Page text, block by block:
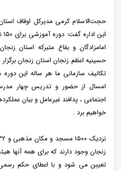
حجت‌الاسلام کرمی مدیرکل اوقاف
امامزادگان و بقاع متبرکه استان
حسینیه اعظم زنجان استان زنجان
تکالیف سازمانی ما هر ساله این
امسال از حضور و تدریس چهار
اجتماعی ، پدافند غیرعامل و بیان
خواهیم برد .
زنجان وجود دارند که برای همه آنها
تعیین می شود و با اعطای حکم